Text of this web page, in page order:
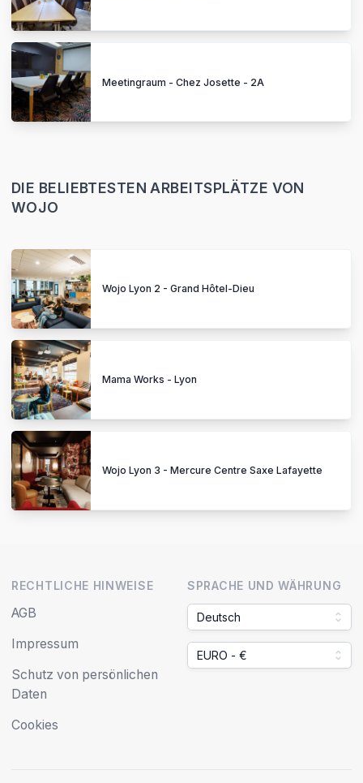
Meetingraum - Chez Josette - 2A
DIE BELIEBTESTEN ARBEITSPLÄTZE VON
WOJO
Wojo Lyon 2 - Grand Hôtel-Dieu
Mama Works - Lyon
Wojo Lyon 3 - Mercure Centre Saxe Lafayette
RECHTLICHE HINWEISE
AGB
Impressum
Schutz von persönlichen
Daten
Cookies
SPRACHE UND WÄHRUNG
Deutsch
EURO - €